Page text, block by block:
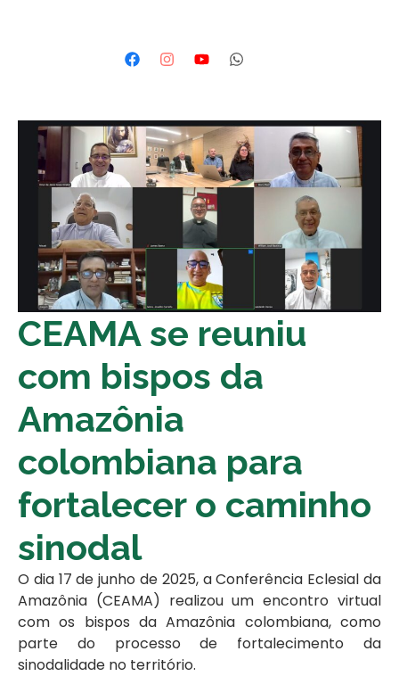
CEAMA se reuniu
com bispos da
Amazônia
colombiana para
fortalecer o caminho
sinodal
O dia 17 de junho de 2025, a Conferência Eclesial da
Amazônia (CEAMA) realizou um encontro virtual
com os bispos da Amazônia colombiana, como
parte do processo de fortalecimento da
sinodalidade no território.